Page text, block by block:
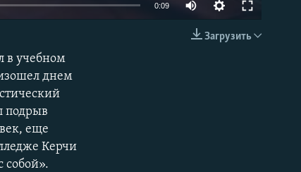
EMBED
0:09
Загрузить
в учебном
днем
подрыв
еще
Керчи
собой».